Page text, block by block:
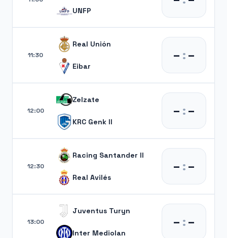
UNFP
11:30
Real Unión
Eibar
– :–
12:00
Zelzate
KRC Genk II
– :–
12:30
Racing Santander II
Real Avilés
– :–
13:00
Juventus Turyn
Inter Mediolan
– :–